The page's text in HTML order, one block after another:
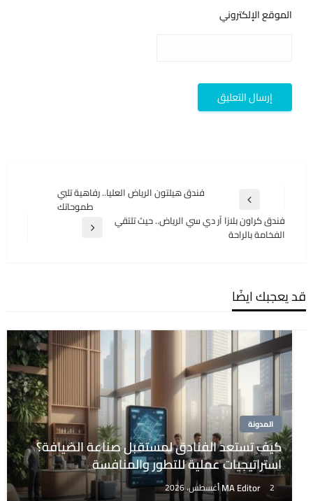
الموقع الإلكتروني
المقالات
المقالة
السابقة
فندق هيلتون الرياض العليا.. رفاهية تلبي
طموحاتك
المقالة
فندق كراون بلازا آر دي سي الرياض.. حيث تلتقي
الفخامة بالراحة
قد يعجبك ايضًا
المدونة
كيف تستعد الفنادق لمستقبل صناعة الضيافة؟
استراتيجيات عملية للتطور والمنافسة
MA Editor 2 أغسطس، 2026